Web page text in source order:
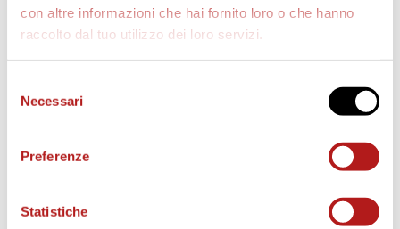
con altre informazioni che hai fornito loro o che hanno
raccolto dal tuo utilizzo dei loro servizi.
delNecessari
Preferenze
Statistiche